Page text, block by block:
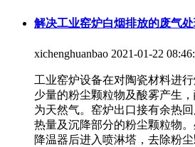
解决工业窑炉白烟排放的废气
xichenghuanbao 2021-01-22
工业窑炉设备在对陶瓷材料进
少量的粉尘颗粒物及酸雾产生
为天然气。窑炉出口接有余热
热量及沉降部分的粉尘颗粒物
降温器后进入喷淋塔，去除粉